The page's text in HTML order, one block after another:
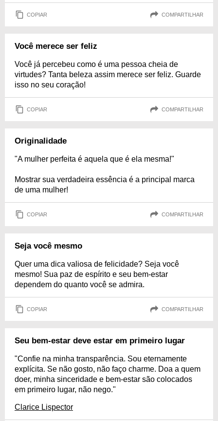
COPIAR COMPARTILHAR
Você merece ser feliz
Você já percebeu como é uma pessoa cheia de
virtudes? Tanta beleza assim merece ser feliz. Guarde
isso no seu coração!
COPIAR COMPARTILHAR
Originalidade
"A mulher perfeita é aquela que é ela mesma!"
Mostrar sua verdadeira essência é a principal marca
de uma mulher!
COPIAR COMPARTILHAR
Seja você mesmo
Quer uma dica valiosa de felicidade? Seja você
mesmo! Sua paz de espírito e seu bem-estar
dependem do quanto você se admira.
COPIAR COMPARTILHAR
Seu bem-estar deve estar em primeiro lugar
"Confie na minha transparência. Sou eternamente
explícita. Se não gosto, não faço charme. Doa a quem
doer, minha sinceridade e bem-estar são colocados
em primeiro lugar, não nego."
Clarice Lispector